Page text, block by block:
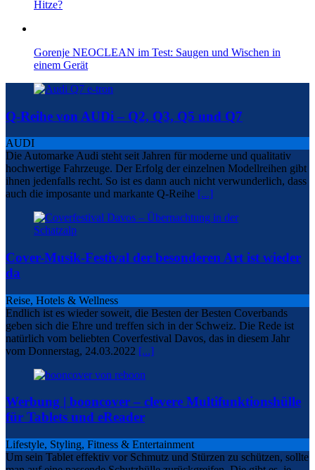
Hitze?
Gorenje NEOCLEAN im Test: Saugen und Wischen in
einem Gerät
Q-Reihe von AUDi – Q2, Q3, Q5 und Q7
AUDI
Die Automarke Audi steht seit Jahren für moderne und qualitativ
hochwertige Fahrzeuge. Der Erfolg der einzelnen Modellreihen gibt
ihnen jedenfalls recht. So ist es dann auch nicht verwunderlich, dass
auch die imposante und markante Q-Reihe [...]
Cover-Musik-Festival der besonderen Art ist wieder
da
Reise, Hotels & Wellness
Endlich ist es wieder soweit, die Besten der Besten Coverbands
geben sich die Ehre und treffen sich in der Schweiz. Die Rede ist
natürlich vom beliebten Coverfestival Davos, das in diesem Jahr
vom Donnerstag, 24.03.2022 [...]
Werbung | booncover – clevere Multifunktionshülle
für Tablets und eReader
Lifestyle, Styling, Fitness & Entertainment
Um sein Tablet effektiv vor Schmutz und Stürzen zu schützen, sollte